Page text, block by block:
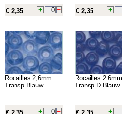
€ 2,35 € 2,35
Rocailles 2,6mm
Transp.Blauw
€ 2,35
Rocailles 2,6mm
Transp.D.Blauw
€ 2,35